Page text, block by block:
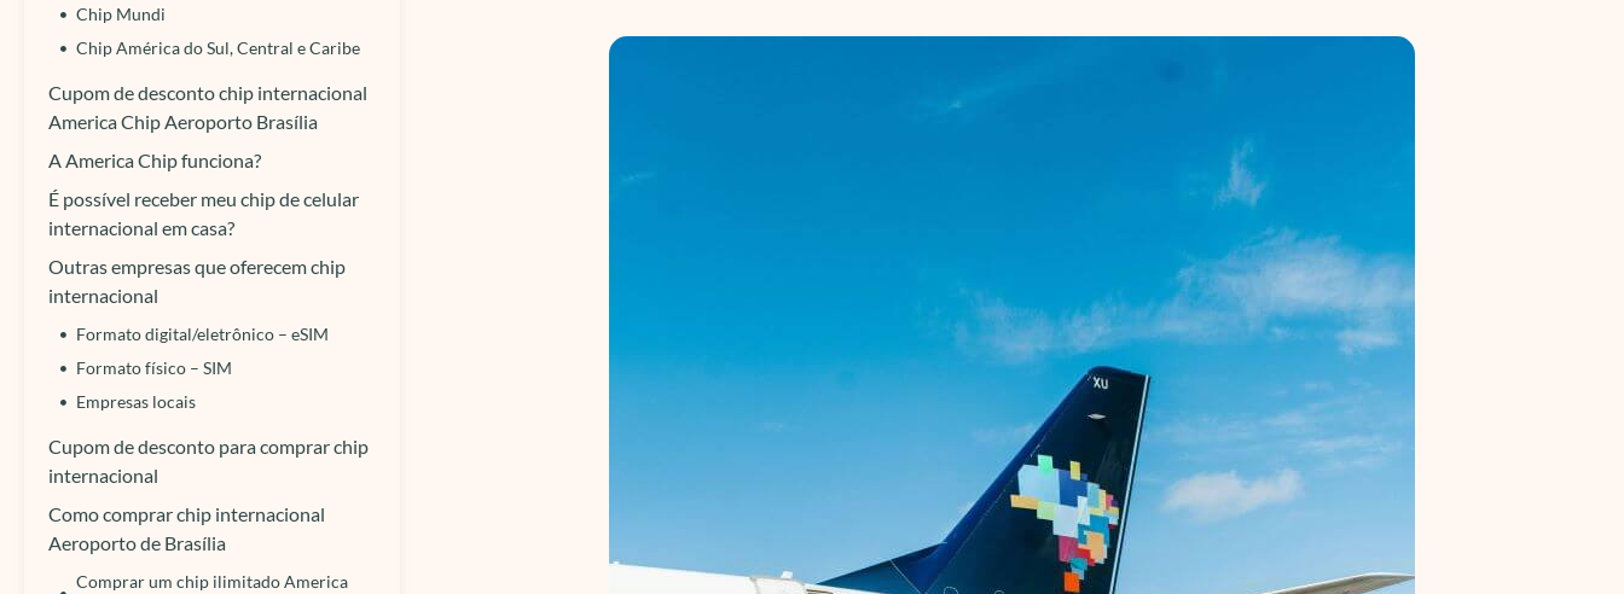
Chip Mundi
Chip América do Sul, Central e Caribe
Cupom de desconto chip internacional
America Chip Aeroporto Brasília
A America Chip funciona?
É possível receber meu chip de celular
internacional em casa?
Outras empresas que oferecem chip
internacional
Formato digital/eletrônico – eSIM
Formato físico – SIM
Empresas locais
Cupom de desconto para comprar chip
internacional
Como comprar chip internacional
Aeroporto de Brasília
Comprar um chip ilimitado America